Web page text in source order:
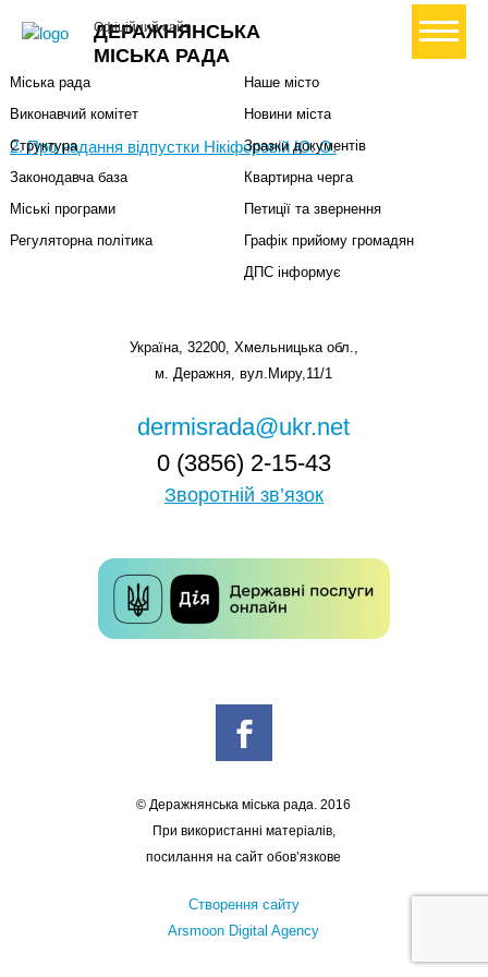
ДЕРАЖНЯНСЬКА
МІСЬКА РАДА
Офіційний сайт+ Створити петицію
2. Про надання відпустки Нікіфоровій Ю. О.
Міський голова
Міська рада
Виконавчий комітет
Структура
Законодавча база
Міські програми
Регуляторна політика
Наше місто
Новини міста
Зразки документів
Квартирна черга
Петиції та звернення
Графік прийому громадян
ДПС інформує
Україна, 32200, Хмельницька обл.,
м. Деражня, вул.Миру,11/1
dermisrada@ukr.net
0 (3856) 2-15-43
Зворотній зв’язок
© Деражнянська міська рада. 2016
При використанні матеріалів,
посилання на сайт обов’язкове
Створення сайту
Arsmoon Digital Agency